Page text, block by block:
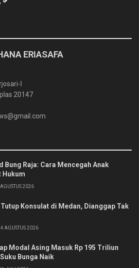
ERIASAFA
I
20147
Bung Raja: Cara Mencegah Anak
Hukum
2026
Tutup Konsulat di Medan, Dianggap Tak
4 AGUSTUS 2026
Modal Asing Masuk Rp 195 Triliun
Bunga Naik